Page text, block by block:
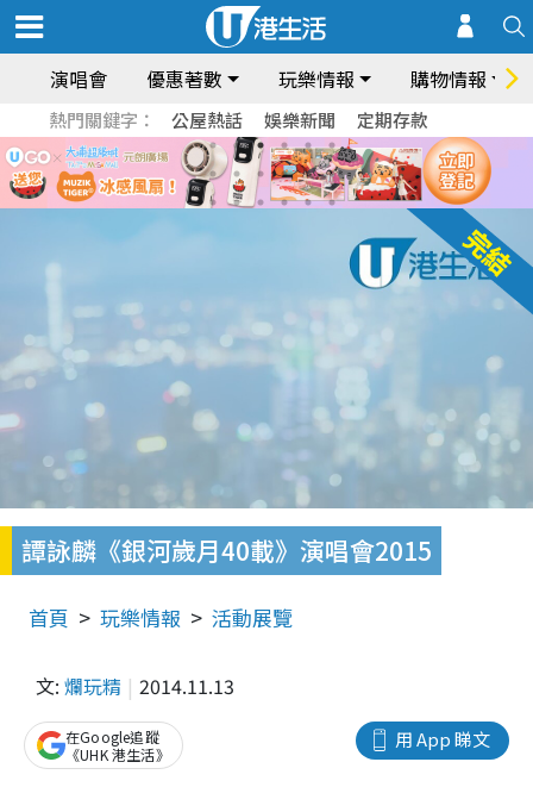
演唱會 優惠著數 玩樂情報 購物情報
熱門關鍵字： 公屋熱話 娛樂新聞 定期存款
譚詠麟《銀河歲月40載》演唱會2015
首頁 玩樂情報 活動展覽
文: 爛玩精 2014.11.13
用 App 睇文
在Google追蹤
《UHK 港生活》